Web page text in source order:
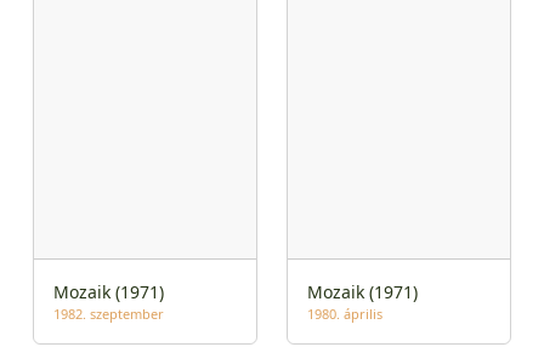
Mozaik (1971)
1982. szeptember
Mozaik (1971)
1980. április